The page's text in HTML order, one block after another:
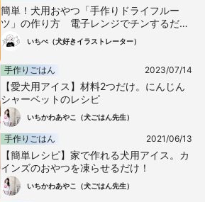
簡単！犬用おやつ「手作りドライフルー
ツ」の作り方 電子レンジでチンするだ
け！
いちぺ（犬好きイラストレーター）
手作りごはん 2023/07/14
【愛犬用アイス】材料2つだけ。にんじん
シャーベットのレシピ
いちかわあやこ（犬ごはん先生）
手作りごはん 2021/06/13
【簡単レシピ】家で作れる犬用アイス。カ
インズのおやつを凍らせるだけ！
いちかわあやこ（犬ごはん先生）